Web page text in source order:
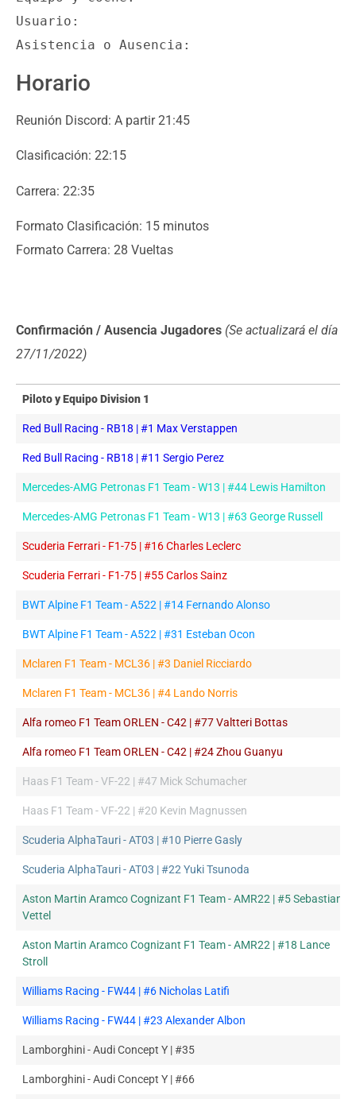
Usuario:
Asistencia o Ausencia:
Horario
Reunión Discord: A partir 21:45
Clasificación: 22:15
Carrera: 22:35
Formato Clasificación: 15 minutos
Formato Carrera: 28 Vueltas
Confirmación / Ausencia Jugadores (Se actualizará el día
27/11/2022)
Piloto y Equipo Division 1
Piloto y Equipo Division 1
Red Bull Racing - RB18 | #1 Max Verstappen
Red Bull Racing - RB18 | #11 Sergio Perez
Mercedes-AMG Petronas F1 Team - W13 | #44 Lewis Hamilton
Mercedes-AMG Petronas F1 Team - W13 | #63 George Russell
Scuderia Ferrari - F1-75 | #16 Charles Leclerc
Scuderia Ferrari - F1-75 | #55 Carlos Sainz
BWT Alpine F1 Team - A522 | #14 Fernando Alonso
BWT Alpine F1 Team - A522 | #31 Esteban Ocon
Mclaren F1 Team - MCL36 | #3 Daniel Ricciardo
Mclaren F1 Team - MCL36 | #4 Lando Norris
Alfa romeo F1 Team ORLEN - C42 | #77 Valtteri Bottas
Alfa romeo F1 Team ORLEN - C42 | #24 Zhou Guanyu
Haas F1 Team - VF-22 | #47 Mick Schumacher
Haas F1 Team - VF-22 | #20 Kevin Magnussen
Scuderia AlphaTauri - AT03 | #10 Pierre Gasly
Scuderia AlphaTauri - AT03 | #22 Yuki Tsunoda
Aston Martin Aramco Cognizant F1 Team - AMR22 | #5 Sebastian
Vettel
Aston Martin Aramco Cognizant F1 Team - AMR22 | #18 Lance
Stroll
Williams Racing - FW44 | #6 Nicholas Latifi
Williams Racing - FW44 | #23 Alexander Albon
Lamborghini - Audi Concept Y | #35
Lamborghini - Audi Concept Y | #66